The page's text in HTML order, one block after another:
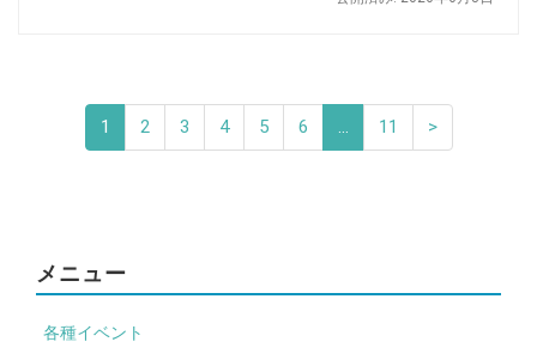
1 2 3 4 5 6 … 11 >
メニュー
各種イベント